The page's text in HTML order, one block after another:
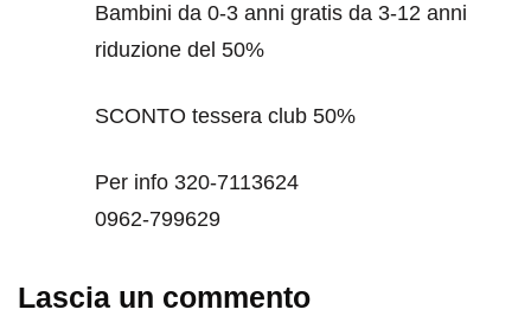
Bambini da 0-3 anni gratis da 3-12 anni
riduzione del 50%
SCONTO tessera club 50%
Per info 320-7113624
0962-799629
Lascia un commento